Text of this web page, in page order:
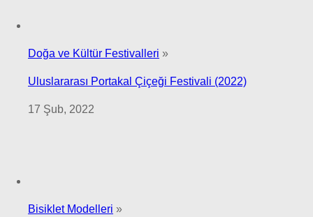
Doğa ve Kültür Festivalleri »
Uluslararası Portakal Çiçeği Festivali (2022)
17 Şub, 2022
Bisiklet Modelleri »